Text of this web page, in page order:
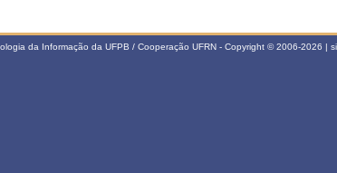
da Informação da UFPB / Cooperação UFRN - Copyright © 2006-2026 |